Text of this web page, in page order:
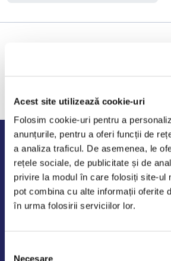
Acest site utilizează cookie-uri
Folosim cookie-uri pentru a
anunțurile, pentru a oferi funcții de
a analiza traficul. De asemenea, le
rețele sociale, de publicitate și de
privire la modul în care folosiți site-ul
pot combina cu alte informații oferite
în urma folosirii serviciilor lor.
Necesare
Program de lucru
Luni - Vineri: 09:00-18:00
Sambata - Duminica: 10:00-14:00